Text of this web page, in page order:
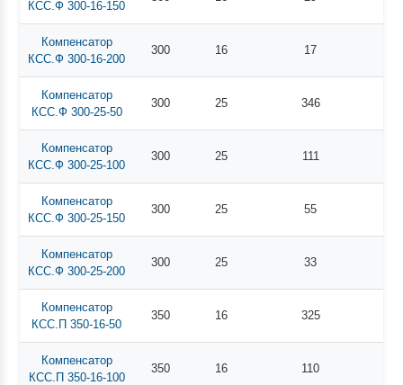
КСС.Ф 300-16-150
Компенсатор
КСС.Ф 300-16-200
300 16 17
Компенсатор
КСС.Ф 300-25-50
300 25 346
Компенсатор
КСС.Ф 300-25-100
300 25 111
Компенсатор
КСС.Ф 300-25-150
300 25 55
Компенсатор
КСС.Ф 300-25-200
300 25 33
Компенсатор
КСС.П 350-16-50
350 16 325
Компенсатор
КСС.П 350-16-100
350 16 110